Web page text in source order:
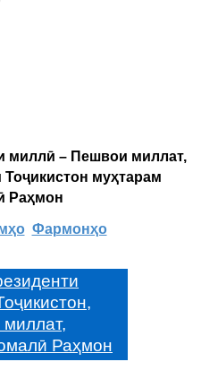
миллӣ – Пешвои миллат,
муҳтарам
Раҳмон
Фармонҳо
Раҳмон